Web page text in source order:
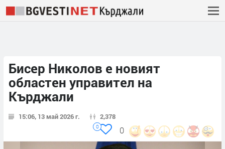
Бисер Николов е новият
областен управител на
Кърджали
15:06, 13 май 2026 г. 2,378
0
0